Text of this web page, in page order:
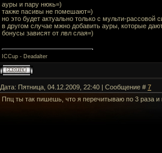
ауры и пару нюкь=)
также пасивы не помешают=)
но это будет актуально только с мульти-рассовой
в другом случае мжно добавить ауры, которые
бонусы зависят от лвл слая=)
ICCup - Deadalter
Дата: Пятница, 04.12.2009, 22:40 | Сообщение # 7
Ппц ты так пишешь, что я перечитываю по 3 раза и